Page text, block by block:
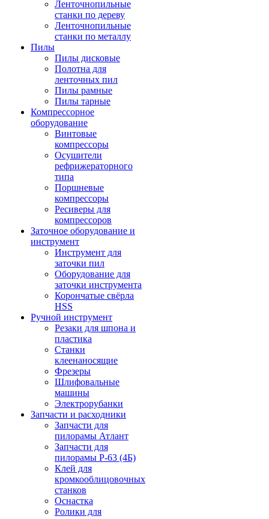
Ленточнопильные
станки по дереву
Ленточнопильные
станки по металлу
Пилы
Пилы дисковые
Полотна для
ленточных пил
Пилы рамные
Пилы тарные
Компрессорное
оборудование
Винтовые
компрессоры
Осушители
рефрижераторного
типа
Поршневые
компрессоры
Ресиверы для
компрессоров
Заточное оборудование и
инструмент
Инструмент для
заточки пил
Оборудование для
заточки инструмента
Корончатые свёрла
HSS
Ручной инструмент
Резаки для шпона и
пластика
Станки
клеенаносящие
Фрезеры
Шлифовальные
машины
Электрорубанки
Запчасти и расходники
Запчасти для
пилорамы Атлант
Запчасти для
пилорамы Р-63 (4Б)
Клей для
кромкооблицовочных
станков
Оснастка
Ролики для